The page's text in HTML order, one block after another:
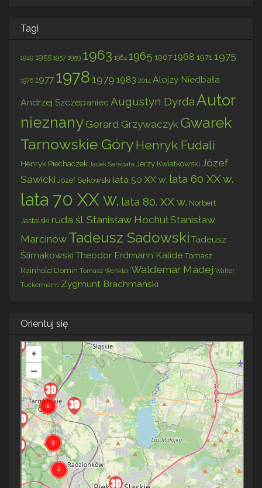
Tagi
1949 1955 1957 1959 1963 1964 1965 19671968 1971 1975
1976 1977 1978 1979 1983 2014 Alojzy Niedbała
Andrzej Szczepaniec Augustyn Dyrda Autor
nieznany Gerard Grzywaczyk Gwarek
Tarnowskie GóryHenryk Fudali
Henryk Piechaczek Jacek Sarapata Jerzy Kwiatkowski Józef
Sawicki Józef Sękowski lata 50 XX w. lata 60 XX w.
lata 70 XX w. lata 80. XX w. Norbert
Jastalski ruda śl. Stanisław HochułStanisław
Marcinów Tadeusz Sadowski Tadeusz
Ślimakowski Theodor Erdmann KalideTomasz
Rainhold Domin Tomasz Wenklar Waldemar Madej Walter
Tuckermann Zygmunt Brachmański
Orientuj się
+
–